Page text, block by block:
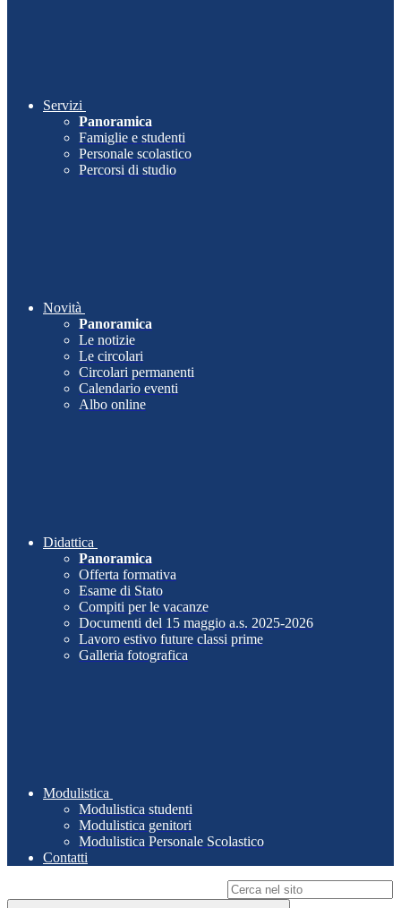
Servizi
Panoramica
Famiglie e studenti
Personale scolastico
Percorsi di studio
Novità
Panoramica
Le notizie
Le circolari
Circolari permanenti
Calendario eventi
Albo online
Didattica
Panoramica
Offerta formativa
Esame di Stato
Compiti per le vacanze
Documenti del 15 maggio a.s. 2025-2026
Lavoro estivo future classi prime
Galleria fotografica
Modulistica
Modulistica studenti
Modulistica genitori
Modulistica Personale Scolastico
Contatti